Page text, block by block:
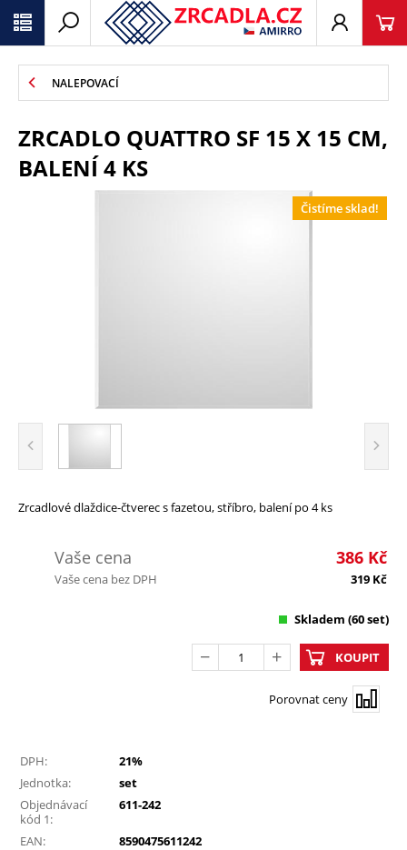
NALEPOVACÍ
ZRCADLO QUATTRO SF 15 X 15 CM,
BALENÍ 4 KS
Zrcadlové dlaždice-čtverec s fazetou, stříbro, balení po 4 ks
Vaše cena 386 Kč
Vaše cena bez DPH 319 Kč
Skladem (60 set)
Porovnat ceny
KOUPIT
DPH:
21%
Jednotka:
set
Objednávací
kód 1:
611-242
EAN:
8590475611242
Čistíme sklad!